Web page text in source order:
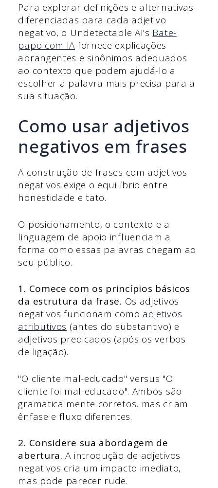
Para explorar definições e alternativas
diferenciadas para cada adjetivo
negativo, o Undetectable AI's Bate-
papo com IA fornece explicações
abrangentes e sinônimos adequados
ao contexto que podem ajudá-lo a
escolher a palavra mais precisa para a
sua situação.
Como usar adjetivos
negativos em frases
A construção de frases com adjetivos
negativos exige o equilíbrio entre
honestidade e tato.
O posicionamento, o contexto e a
linguagem de apoio influenciam a
forma como essas palavras chegam ao
seu público.
1. Comece com os princípios básicos
da estrutura da frase. Os adjetivos
negativos funcionam como adjetivos
atributivos (antes do substantivo) e
adjetivos predicados (após os verbos
de ligação).
"O cliente mal-educado" versus "O
cliente foi mal-educado". Ambos são
gramaticalmente corretos, mas criam
ênfase e fluxo diferentes.
2. Considere sua abordagem de
abertura.A introdução de adjetivos
negativos cria um impacto imediato,
mas pode parecer rude.